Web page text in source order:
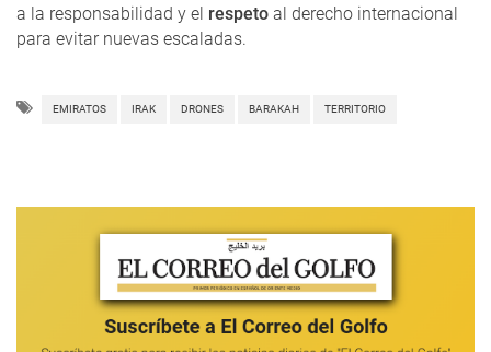
a la responsabilidad y el respeto al derecho internacional
para evitar nuevas escaladas.
EMIRATOS IRAK DRONES BARAKAH TERRITORIO